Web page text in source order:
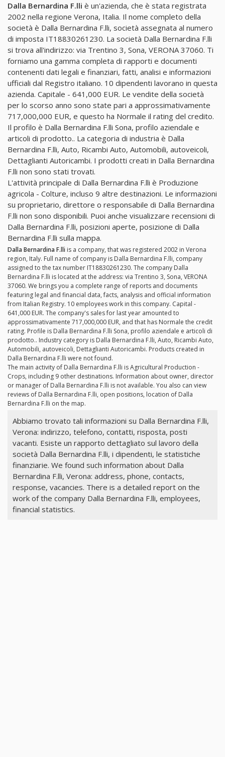
Dalla Bernardina F.lli è un'azienda, che è stata registrata
2002 nella regione Verona, Italia. Il nome completo della
società è Dalla Bernardina F.lli, società assegnata al numero
di imposta IT18830261230. La società Dalla Bernardina F.lli
si trova all'indirizzo: via Trentino 3, Sona, VERONA 37060. Ti
forniamo una gamma completa di rapporti e documenti
contenenti dati legali e finanziari, fatti, analisi e informazioni
ufficiali dal Registro italiano. 10 dipendenti lavorano in questa
azienda. Capitale - 641,000 EUR. Le vendite della società
per lo scorso anno sono state pari a approssimativamente
717,000,000 EUR, e questo ha Normale il rating del credito.
Il profilo è Dalla Bernardina F.lli Sona, profilo aziendale e
articoli di prodotto.. La categoria di industria è Dalla
Bernardina F.lli, Auto, Ricambi Auto, Automobili, autoveicoli,
Dettaglianti Autoricambi. I prodotti creati in Dalla Bernardina
F.lli non sono stati trovati.
L'attività principale di Dalla Bernardina F.lli è Produzione
agricola - Colture, incluso 9 altre destinazioni. Le informazioni
su proprietario, direttore o responsabile di Dalla Bernardina
F.lli non sono disponibili. Puoi anche visualizzare recensioni di
Dalla Bernardina F.lli, posizioni aperte, posizione di Dalla
Bernardina F.lli sulla mappa.
Dalla Bernardina F.lli is a company, that was registered 2002 in Verona
region, Italy. Full name of company is Dalla Bernardina F.lli, company
assigned to the tax number IT18830261230. The company Dalla
Bernardina F.lli is located at the address: via Trentino 3, Sona, VERONA
37060. We brings you a complete range of reports and documents
featuring legal and financial data, facts, analysis and official information
from Italian Registry. 10 employees work in this company. Capital -
641,000 EUR. The company's sales for last year amounted to
approssimativamente 717,000,000 EUR, and that has Normale the credit
rating. Profile is Dalla Bernardina F.lli Sona, profilo aziendale e articoli di
prodotto.. Industry category is Dalla Bernardina F.lli, Auto, Ricambi Auto,
Automobili, autoveicoli, Dettaglianti Autoricambi. Products created in
Dalla Bernardina F.lli were not found.
The main activity of Dalla Bernardina F.lli is Agricultural Production -
Crops, including 9 other destinations. Information about owner, director
or manager of Dalla Bernardina F.lli is not available. You also can view
reviews of Dalla Bernardina F.lli, open positions, location of Dalla
Bernardina F.lli on the map.
Abbiamo trovato tali informazioni su Dalla Bernardina F.lli,
Verona: indirizzo, telefono, contatti, risposta, posti
vacanti. Esiste un rapporto dettagliato sul lavoro della
società Dalla Bernardina F.lli, i dipendenti, le statistiche
finanziarie. We found such information about Dalla
Bernardina F.lli, Verona: address, phone, contacts,
response, vacancies. There is a detailed report on the
work of the company Dalla Bernardina F.lli, employees,
financial statistics.